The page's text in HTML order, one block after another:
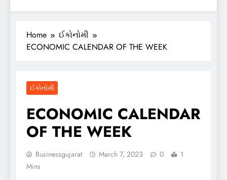
Home
ઈકોનોમી
ECONOMIC CALENDAR OF THE WEEK
ઈકોનોમી
ECONOMIC CALENDAR
OF THE WEEK
Businessgujarat March 7, 2023 0
1
Mins